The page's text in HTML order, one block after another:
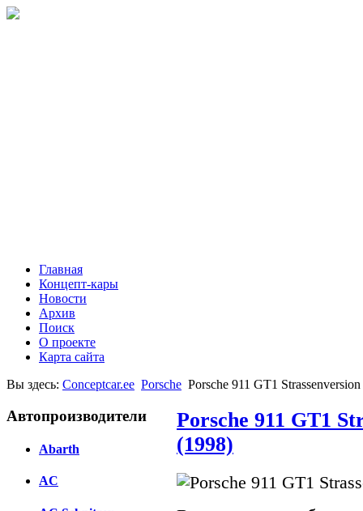
Главная
Концепт-кары
Новости
Архив
Поиск
О проекте
Карта сайта
Вы здесь: Conceptcar.ee Porsche Porsche 911 GT1
Автопроизводители
Abarth
AC
Porsche 911 GT1
(1998)